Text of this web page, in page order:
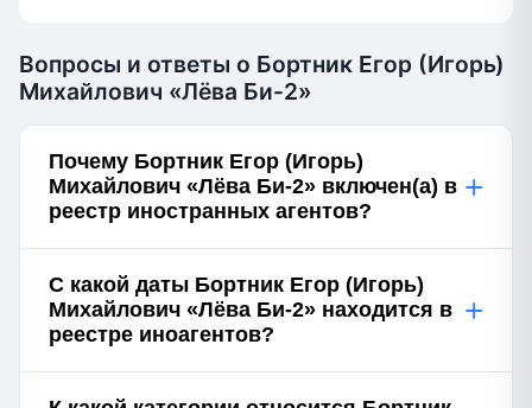
Вопросы и ответы о Бортник Егор (Игорь)
Михайлович «Лёва Би-2»
Почему Бортник Егор (Игорь)
Михайлович «Лёва Би-2» включен(а) в
реестр иностранных агентов?
+
С какой даты Бортник Егор (Игорь)
Михайлович «Лёва Би-2» находится в
реестре иноагентов?
+